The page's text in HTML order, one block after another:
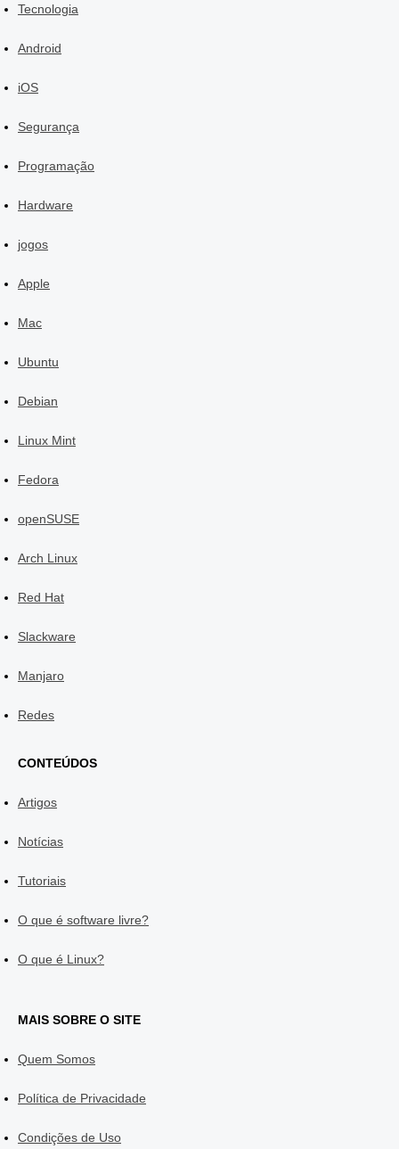
Tecnologia
Android
iOS
Segurança
Programação
Hardware
jogos
Apple
Mac
Ubuntu
Debian
Linux Mint
Fedora
openSUSE
Arch Linux
Red Hat
Slackware
Manjaro
Redes
CONTEÚDOS
Artigos
Notícias
Tutoriais
O que é software livre?
O que é Linux?
MAIS SOBRE O SITE
Quem Somos
Política de Privacidade
Condições de Uso